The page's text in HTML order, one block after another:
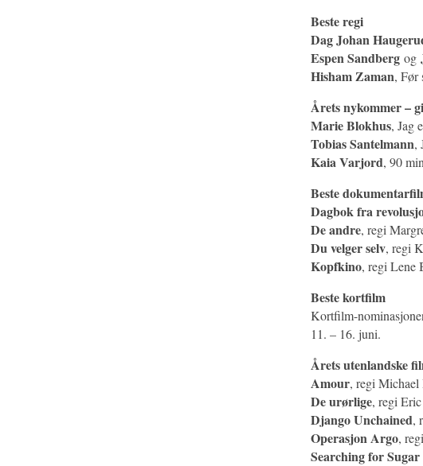
Beste regi
Dag Johan
Espen Sandberg og
Hisham Zaman, Før
Årets nykommer –
Marie Blokhus, Jag
Tobias Santelmann,
Kaia Varjord, 90
Beste
Dagbok fra
De andre, regi
Du velger selv, regi
Kopfkino, regi Lene
Beste kortfilm
Kortfilm-
11. – 16. juni.
Årets utenlandske
Amour, regi
De urørlige, regi
Django Unchained,
Operasjon Argo,
Searching for